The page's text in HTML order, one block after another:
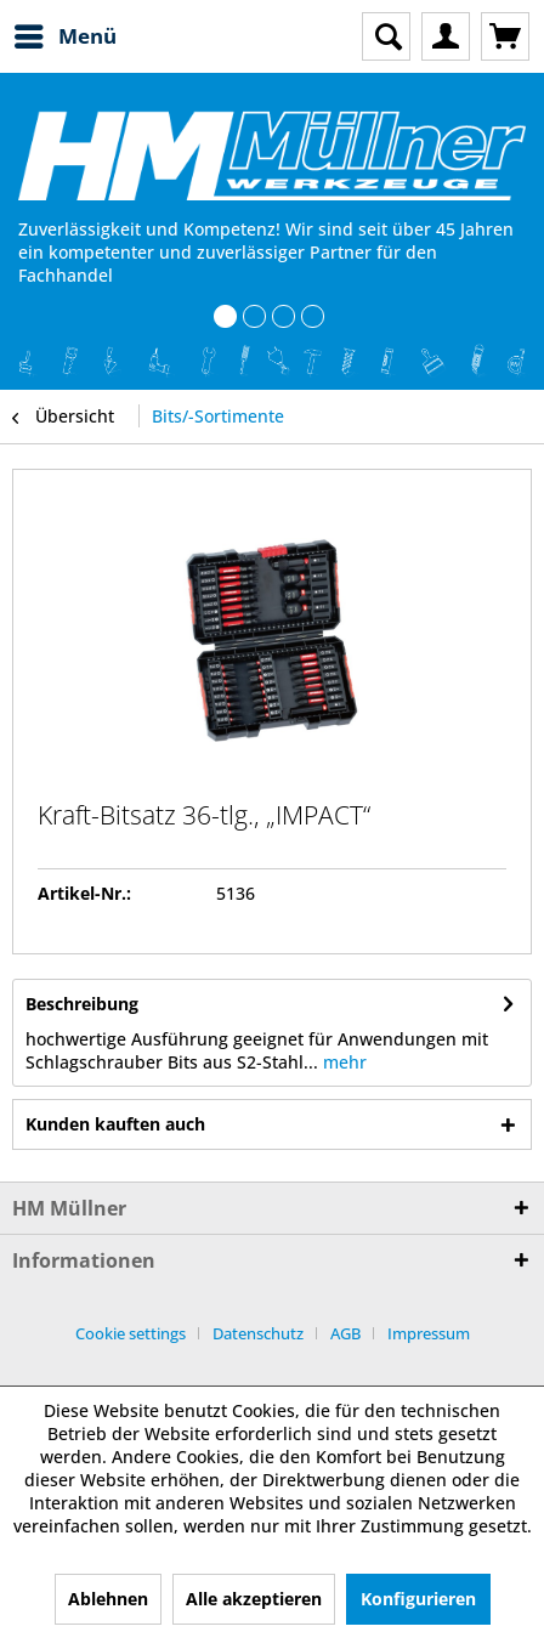
Menü
Zuverlässigkeit und Kompetenz! Wir sind seit über 45 Jahren
ein kompetenter und zuverlässiger Partner für den
Fachhandel
Übersicht Bits/-Sortimente
Kraft-Bitsatz 36-tlg., „IMPACT“
Artikel-Nr.: 5136
Beschreibung
hochwertige Ausführung geeignet für Anwendungen mit
Schlagschrauber Bits aus S2-Stahl... mehr
Kunden kauften auch
HM Müllner
Informationen
Cookie settings Datenschutz AGB Impressum
Diese Website benutzt Cookies, die für den technischen
Betrieb der Website erforderlich sind und stets gesetzt
werden. Andere Cookies, die den Komfort bei Benutzung
dieser Website erhöhen, der Direktwerbung dienen oder die
Interaktion mit anderen Websites und sozialen Netzwerken
vereinfachen sollen, werden nur mit Ihrer Zustimmung gesetzt.
Ablehnen Alle akzeptieren Konfigurieren